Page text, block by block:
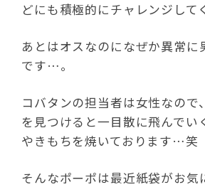
どにも積極的にチャレンジして
あとはオスなのになぜか異常に
です…。
コバタンの担当者は女性なので
を見つけると一目散に飛んでい
やきもちを焼いております…笑
そんなポーポは最近紙袋がお気